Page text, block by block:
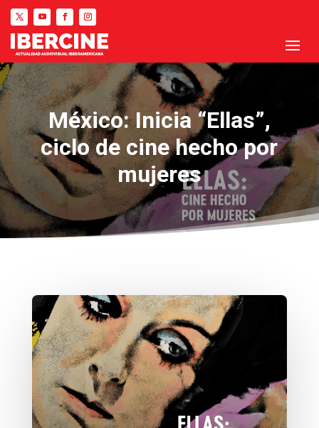
México: Inicia “Ellas”,
ciclo de cine hecho por
mujeres